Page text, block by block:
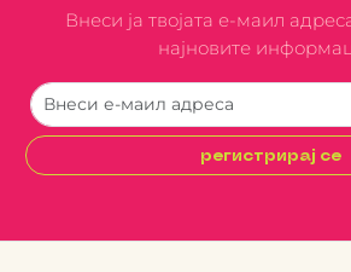
Внеси ја твојата е-маил
најновите
регистрирај се